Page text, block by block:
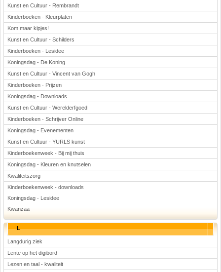
Kunst en Cultuur - Rembrandt
Kinderboeken - Kleurplaten
Kom maar kipjes!
Kunst en Cultuur - Schilders
Kinderboeken - Lesidee
Koningsdag - De Koning
Kunst en Cultuur - Vincent van Gogh
Kinderboeken - Prijzen
Koningsdag - Downloads
Kunst en Cultuur - Werelderfgoed
Kinderboeken - Schrijver Online
Koningsdag - Evenementen
Kunst en Cultuur - YURLS kunst
Kinderboekenweek - Bij mij thuis
Koningsdag - Kleuren en knutselen
Kwaliteitszorg
Kinderboekenweek - downloads
Koningsdag - Lesidee
Kwanzaa
L
Langdurig ziek
Lente op het digibord
Lezen en taal - kwaliteit